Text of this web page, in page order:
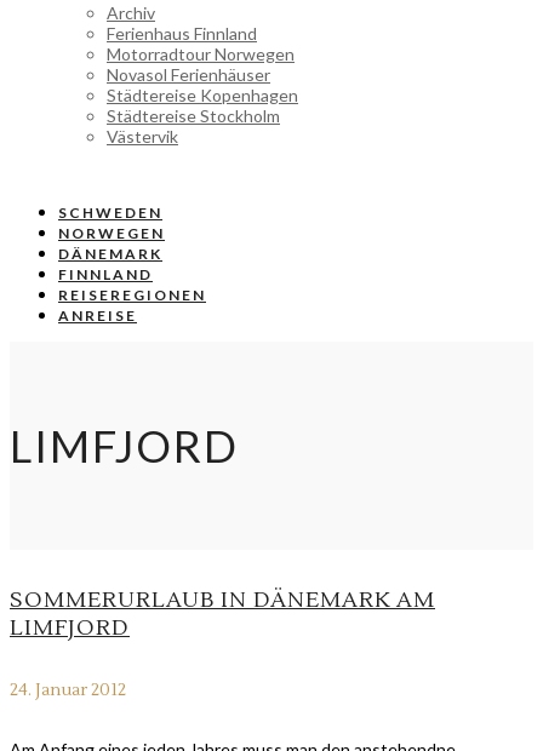
Archiv
Ferienhaus Finnland
Motorradtour Norwegen
Novasol Ferienhäuser
Städtereise Kopenhagen
Städtereise Stockholm
Västervik
SCHWEDEN
NORWEGEN
DÄNEMARK
FINNLAND
REISEREGIONEN
ANREISE
LIMFJORD
SOMMERURLAUB IN DÄNEMARK AM
LIMFJORD
24. Januar 2012